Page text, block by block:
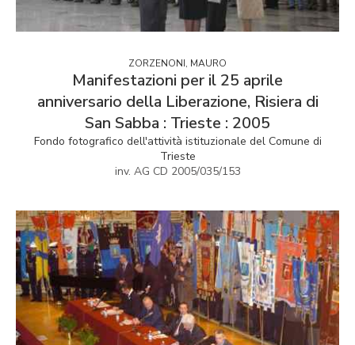
ZORZENONI, MAURO
Manifestazioni per il 25 aprile
anniversario della Liberazione, Risiera di
San Sabba : Trieste : 2005
Fondo fotografico dell'attività istituzionale del Comune di
Trieste
inv. AG CD 2005/035/153